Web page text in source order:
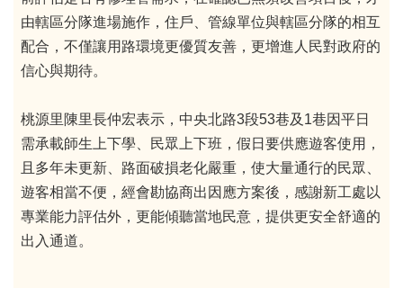
由轄區分隊進場施作，住戶、管線單位與轄區分隊的相互
配合，不僅讓用路環境更優質友善，更增進人民對政府的
信心與期待。
桃源里陳里長仲宏表示，中央北路3段53巷及1巷因平日
需承載師生上下學、民眾上下班，假日要供應遊客使用，
且多年未更新、路面破損老化嚴重，使大量通行的民眾、
遊客相當不便，經會勘協商出因應方案後，感謝新工處以
專業能力評估外，更能傾聽當地民意，提供更安全舒適的
出入通道。